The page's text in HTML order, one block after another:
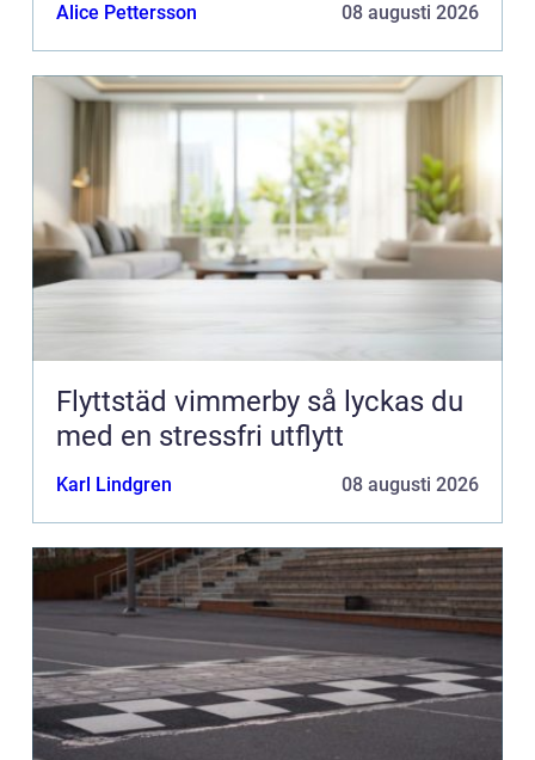
Alice Pettersson 08 augusti 2026
Flyttstäd vimmerby så lyckas du
med en stressfri utflytt
Karl Lindgren 08 augusti 2026